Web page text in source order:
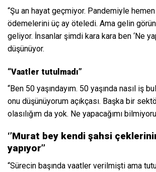
“Şu an hayat geçmiyor. Pandemiyle
ödemelerini üç ay öteledi. Ama gelin
geliyor. İnsanlar şimdi kara kara ben ‘Ne
düşünüyor.
“Vaatler tutulmadı”
“Ben 50 yaşındayım. 50 yaşında nasıl iş
onu düşünüyorum açıkçası. Başka bir
olasılığım da yok. Ne yapacağımı
‘’Murat bey kendi şahsi
yapıyor’’
“Sürecin başında vaatler verilmişti ama